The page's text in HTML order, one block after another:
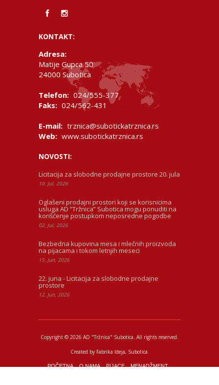
KONTAKT:
Adresa:
Matije Gupca 50
24000 Subotica
Telefon: 024/555-377
Faks: 024/562-431
E-mail: trznica@subotickatrznica.rs
Web: www.subotickatrznica.rs
NOVOSTI:
Licitacija za slobodne prodajne prostore 20. jula
10. Jul, 2026
Oglašeni prodajni prostori koji se korisnicima
usluga AD “Tržnica” Subotica mogu ponuditi na
korišćenje postupkom neposredne pogodbe
02. Jul, 2026
Bezbedna kupovina mesa i mlečnih proizvoda
na pijacama i tokom letnjih meseci
15. Jun, 2026
22. juna - Licitacija za slobodne prodajne
prostore
12. Jun, 2026
Copyright © 2026 AD "Tržnica" Subotica. All rights reserved.
Created by Fabrika Ideja, Subotica.
POČETNA O NAMA PIJACE
MENADŽMENT